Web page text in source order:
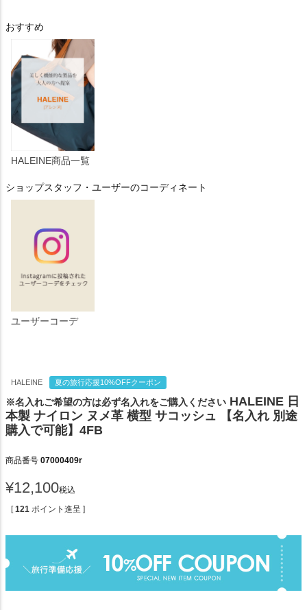
おすすめ
HALEINE商品一覧
ショップスタッフ・ユーザーのコーディネート
ユーザーコーデ
HALEINE 夏の旅行応援10%OFFクーポン
※名入れご希望の方は必ず名入れをご購入ください HALEINE 日
本製 ナイロン ヌメ革 横型 サコッシュ 【名入れ 別途
購入で可能】4FB
商品番号 07000409r
¥12,100税込
[ 121 ポイント進呈 ]